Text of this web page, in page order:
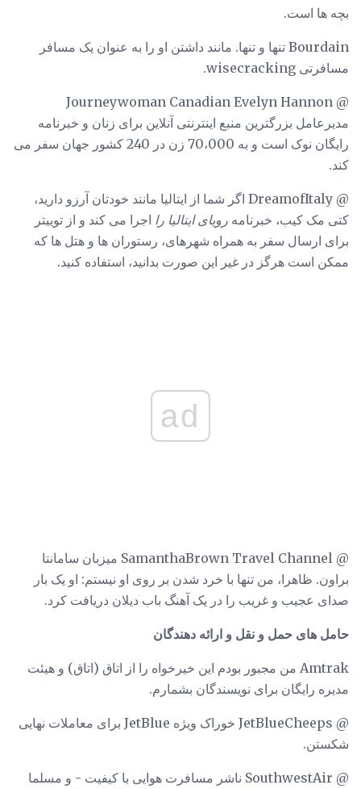
بچه ها است.
Bourdain تنها و تنها. مانند داشتن او را به عنوان یک مسافر
مسافرتی wisecracking.
@ Journeywoman Canadian Evelyn Hannon
مدیرعامل بزرگترین منبع اینترنتی آنلاین برای زنان و خبرنامه
رایگان نوک است و به 70،000 زن در 240 کشور جهان سفر می
کند.
@ DreamofItaly اگر شما از ایتالیا مانند خودتان آرزو دارید،
کتی مک کیب، خبرنامه رویای ایتالیا را اجرا می کند و از توییتر
برای ارسال سفر به همراه شهرهای، رستوران ها و هتل ها که
ممکن است هرگز در غیر این صورت بدانید، استفاده کنید.
ad
@ SamanthaBrown Travel Channel میزبان سامانتا
براون. ظاهرا، من تنها با خرد شدن بر روی او نیستم: او یک بار
صدای عجیب و غریب را در یک آهنگ باب دیلان دریافت کرد.
حامل های حمل و نقل و ارائه دهندگان
Amtrak من مجبور بودم این خیرخواه را از اتاق (اتاق) و هیئت
مدیره رایگان برای نویسندگان بشمارم.
@ JetBlueCheeps خوراک ویژه JetBlue برای معاملات نهایی
شکستن.
@ SouthwestAir ناشر مسافرت هوایی با کیفیت - و مسلما